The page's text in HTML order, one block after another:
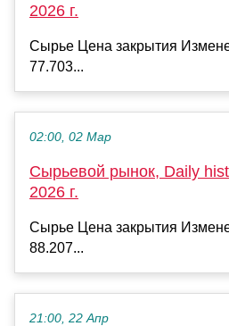
2026 г.
Сырье Цена закрытия
77.703...
02:00, 02 Мар
Сырьевой рынок, Daily
2026 г.
Сырье Цена закрытия
88.207...
21:00, 22 Апр